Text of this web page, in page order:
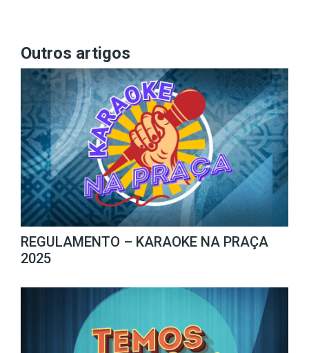
Outros artigos
REGULAMENTO – KARAOKE NA PRAÇA
2025